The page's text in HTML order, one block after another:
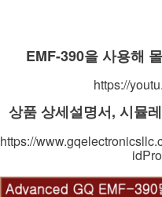
EMF-390을 사용해
https://
상품 상세설명서, 시뮬
https://